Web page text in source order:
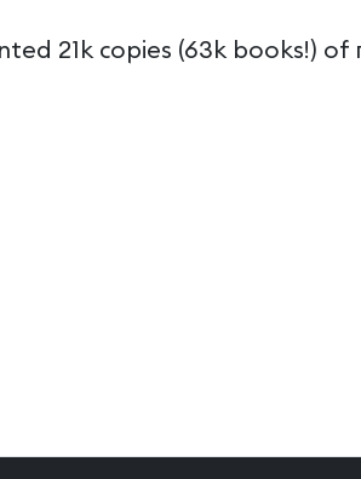
21k copies (63k books!) of